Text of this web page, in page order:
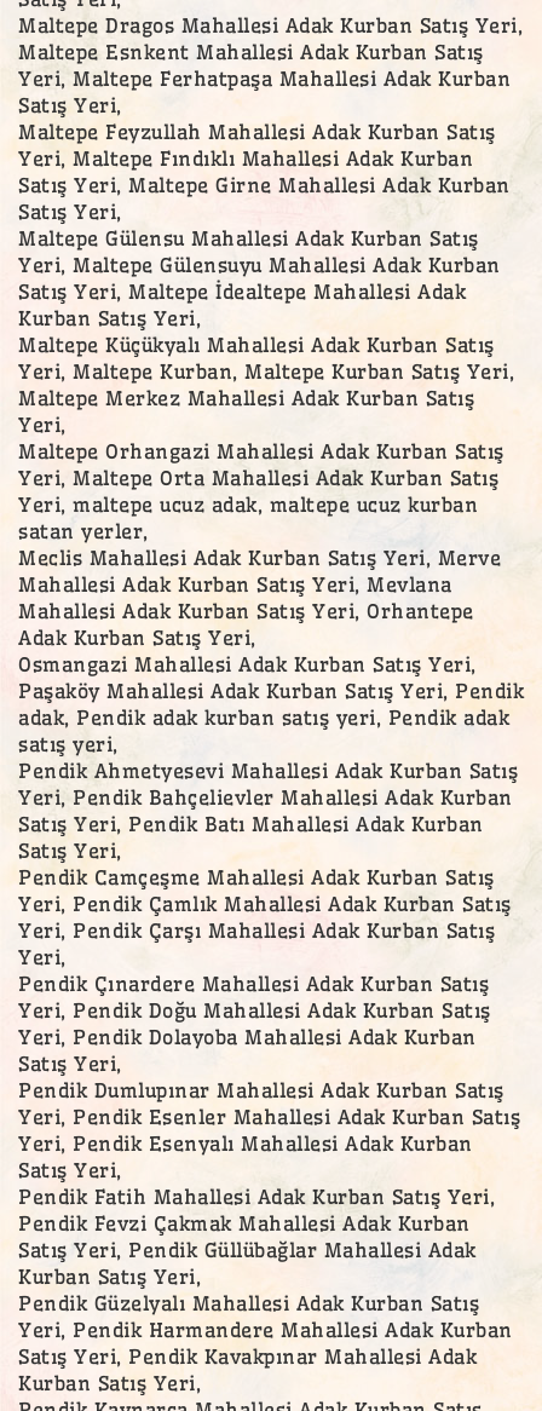
Maltepe Dragos Mahallesi Adak Kurban Satış Yeri,
Maltepe Esnkent Mahallesi Adak Kurban Satış
Yeri, Maltepe Ferhatpaşa Mahallesi Adak Kurban
Satış Yeri,
Maltepe Feyzullah Mahallesi Adak Kurban Satış
Yeri, Maltepe Fındıklı Mahallesi Adak Kurban
Satış Yeri, Maltepe Girne Mahallesi Adak Kurban
Satış Yeri,
Maltepe Gülensu Mahallesi Adak Kurban Satış
Yeri, Maltepe Gülensuyu Mahallesi Adak Kurban
Satış Yeri, Maltepe İdealtepe Mahallesi Adak
Kurban Satış Yeri,
Maltepe Küçükyalı Mahallesi Adak Kurban Satış
Yeri, Maltepe Kurban, Maltepe Kurban Satış Yeri,
Maltepe Merkez Mahallesi Adak Kurban Satış
Yeri,
Maltepe Orhangazi Mahallesi Adak Kurban Satış
Yeri, Maltepe Orta Mahallesi Adak Kurban Satış
Yeri, maltepe ucuz adak, maltepe ucuz kurban
satan yerler,
Meclis Mahallesi Adak Kurban Satış Yeri, Merve
Mahallesi Adak Kurban Satış Yeri, Mevlana
Mahallesi Adak Kurban Satış Yeri, Orhantepe
Adak Kurban Satış Yeri,
Osmangazi Mahallesi Adak Kurban Satış Yeri,
Paşaköy Mahallesi Adak Kurban Satış Yeri, Pendik
adak, Pendik adak kurban satış yeri, Pendik adak
satış yeri,
Pendik Ahmetyesevi Mahallesi Adak Kurban Satış
Yeri, Pendik Bahçelievler Mahallesi Adak Kurban
Satış Yeri, Pendik Batı Mahallesi Adak Kurban
Satış Yeri,
Pendik Camçeşme Mahallesi Adak Kurban Satış
Yeri, Pendik Çamlık Mahallesi Adak Kurban Satış
Yeri, Pendik Çarşı Mahallesi Adak Kurban Satış
Yeri,
Pendik Çınardere Mahallesi Adak Kurban Satış
Yeri, Pendik Doğu Mahallesi Adak Kurban Satış
Yeri, Pendik Dolayoba Mahallesi Adak Kurban
Satış Yeri,
Pendik Dumlupınar Mahallesi Adak Kurban Satış
Yeri, Pendik Esenler Mahallesi Adak Kurban Satış
Yeri, Pendik Esenyalı Mahallesi Adak Kurban
Satış Yeri,
Pendik Fatih Mahallesi Adak Kurban Satış Yeri,
Pendik Fevzi Çakmak Mahallesi Adak Kurban
Satış Yeri, Pendik Güllübağlar Mahallesi Adak
Kurban Satış Yeri,
Pendik Güzelyalı Mahallesi Adak Kurban Satış
Yeri, Pendik Harmandere Mahallesi Adak Kurban
Satış Yeri, Pendik Kavakpınar Mahallesi Adak
Kurban Satış Yeri,